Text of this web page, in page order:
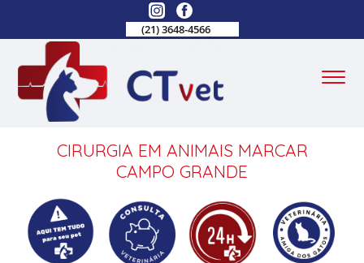
(21) 3648-4566
CIRURGIA EM ANIMAIS MARCAR
CAMPO GRANDE